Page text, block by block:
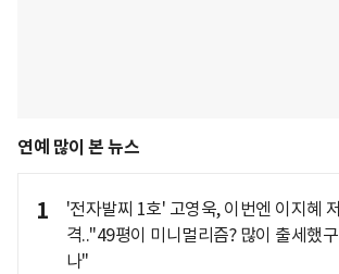
연예 많이 본 뉴스
1
'전자발찌 1호' 고영욱, 이번엔 이지혜 저
격.."49평이 미니멀리즘? 많이 출세했구
나"